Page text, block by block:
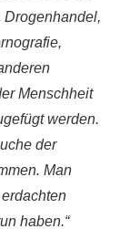
Drogenhandel,
Menschheit
werden.
der
Man
haben.“